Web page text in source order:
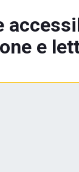
e